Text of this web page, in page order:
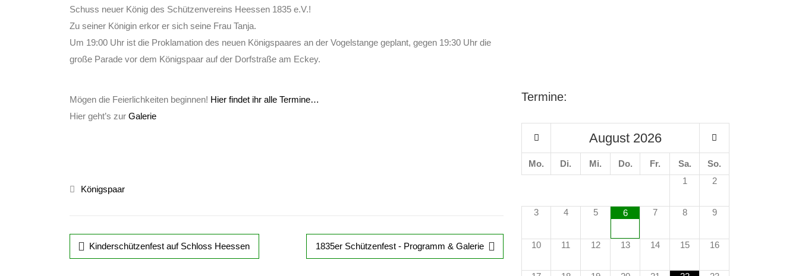
Schuss neuer König des Schützenvereins Heessen 1835 e.V.!
Zu seiner Königin erkor er sich seine Frau Tanja.
Um 19:00 Uhr ist die Proklamation des neuen Königspaares an der Vogelstange geplant, gegen 19:30 Uhr die
große Parade vor dem Königspaar auf der Dorfstraße am Eckey.
Mögen die Feierlichkeiten beginnen! Hier findet ihr alle Termine…
Hier geht’s zur Galerie
Königspaar
Kinderschützenfest auf Schloss Heessen 1835er Schützenfest - Programm & Galerie
Termine:
August 2026
Mo. Di. Mi. Do. Fr. Sa.
So.
1
2
3 4 5 6 7 8 9
10 11 12 13 14 15 16